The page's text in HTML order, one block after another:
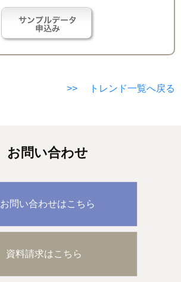
>> トレンド一覧へ戻る
お問い合わせ
お問い合わせはこちら
資料請求はこちら